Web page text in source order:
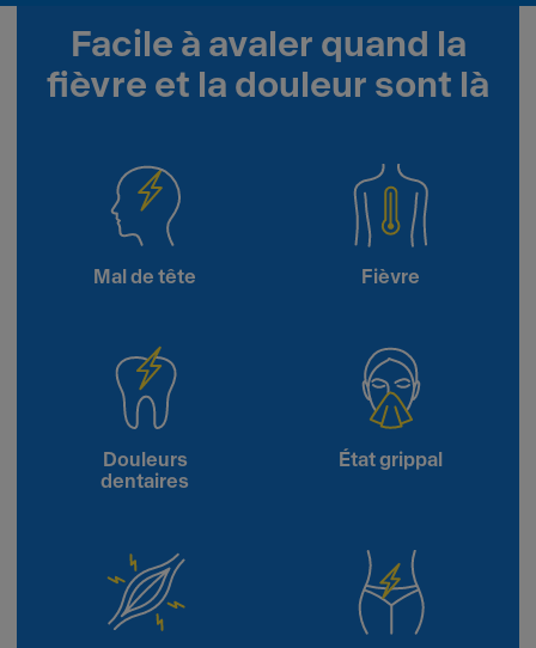
Facile à avaler quand la
fièvre et la douleur sont là
Mal de tête Fièvre
Douleurs
dentaires
État grippal